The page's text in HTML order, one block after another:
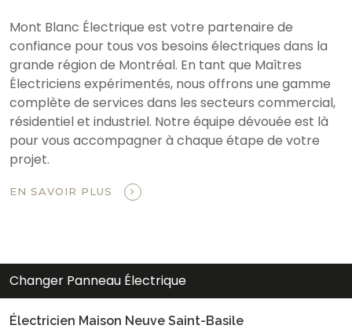
Mont Blanc Électrique est votre partenaire de
confiance pour tous vos besoins électriques dans la
grande région de Montréal. En tant que Maîtres
Électriciens expérimentés, nous offrons une gamme
complète de services dans les secteurs commercial,
résidentiel et industriel. Notre équipe dévouée est là
pour vous accompagner à chaque étape de votre
projet.
EN SAVOIR PLUS
Changer Panneau Électrique
Électricien Maison Neuve Saint-Basile